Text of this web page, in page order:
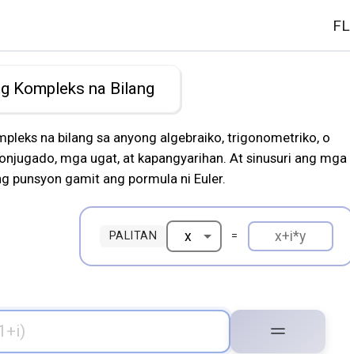
FL
Kompleks na Bilang
mga ugat, at kapangyarihan. At sinusuri ang mga
gamit ang pormula ni Euler.
PALITAN =